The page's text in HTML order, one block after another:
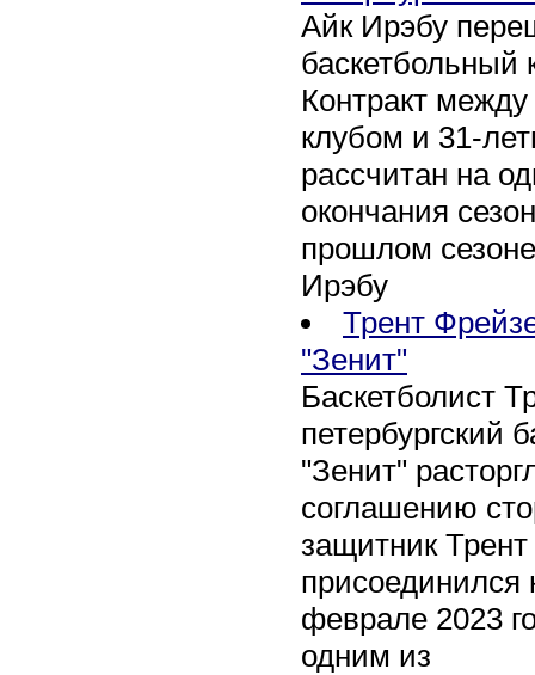
Айк Ирэбу
баскетбольный
Контракт между
клубом и 31-
рассчитан на
окончания
прошлом
Ирэбу
Трент
"Зенит"
Баскетболист
петербургский
"Зенит"
соглашению
защитник
присоединился
феврале 2023
одним из